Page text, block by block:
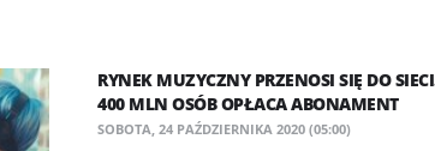
RYNEK MUZYCZNY PRZENOSI SIĘ DO
400 MLN OSÓB OPŁACA ABONAMENT
SOBOTA, 24 PAŹDZIERNIKA 2020 (05:00)